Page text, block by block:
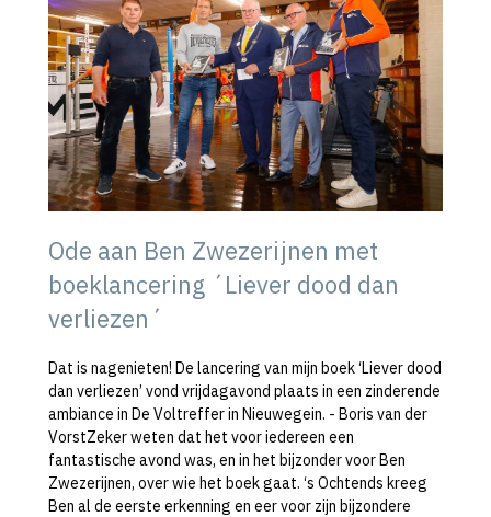
Ode aan Ben Zwezerijnen met
boeklancering ´Liever dood dan
verliezen´
Dat is nagenieten! De lancering van mijn boek ‘Liever dood
dan verliezen’ vond vrijdagavond plaats in een zinderende
ambiance in De Voltreffer in Nieuwegein. - Boris van der
VorstZeker weten dat het voor iedereen een
fantastische avond was, en in het bijzonder voor Ben
Zwezerijnen, over wie het boek gaat. ‘s Ochtends kreeg
Ben al de eerste erkenning en eer voor zijn bijzondere